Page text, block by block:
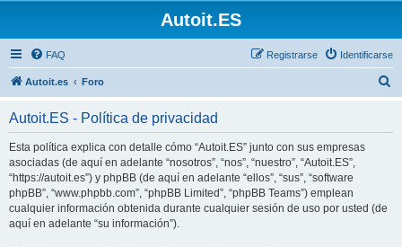
Autoit.ES
FAQ Identificarse
Registrarse
Autoit.es Foro
Autoit.ES - Política de privacidad
Esta política explica con detalle cómo “Autoit.ES” junto con sus empresas
asociadas (de aquí en adelante “nosotros”, “nos”, “nuestro”, “Autoit.ES”,
“https://autoit.es”) y phpBB (de aquí en adelante “ellos”, “sus”, “software
phpBB”, “www.phpbb.com”, “phpBB Limited”, “phpBB Teams”) emplean
cualquier información obtenida durante cualquier sesión de uso por usted (de
aquí en adelante “su información”).